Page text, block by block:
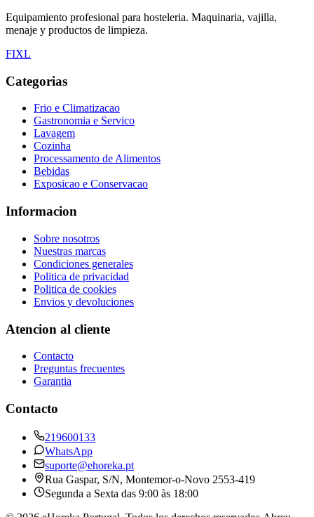
Equipamiento profesional para hosteleria. Maquinaria, vajilla,
menaje y productos de limpieza.
FIXL
Categorias
Frio e Climatizacao
Gastronomia e Servico
Lavagem
Cozinha
Processamento de Alimentos
Bebidas
Exposicao e Conservacao
Informacion
Sobre nosotros
Nuestras marcas
Condiciones generales
Politica de privacidad
Politica de cookies
Envios y devoluciones
Atencion al cliente
Contacto
Preguntas frecuentes
Garantia
Contacto
219600133
WhatsApp
suporte@ehoreka.pt
Rua Gaspar, S/N, Montemor-o-Novo 2553-419
Segunda a Sexta das 9:00 às 18:00